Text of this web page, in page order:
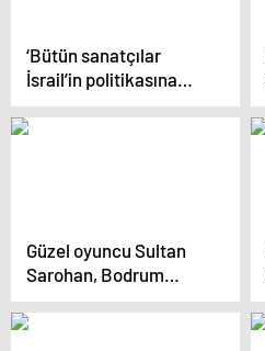
‘Bütün sanatçılar
İsrail’in politikasına
tepki göstermeli’
Güzel oyuncu Sultan
Sarohan, Bodrum
koylarında tatilde